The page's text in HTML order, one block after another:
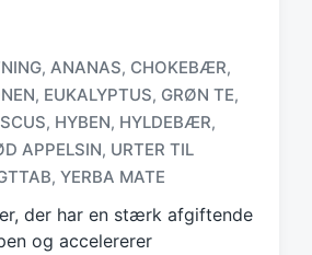
, ANANAS, CHOKEBÆR,
, EUKALYPTUS, GRØN TE,
, HYBEN, HYLDEBÆR,
APPELSIN, URTER TIL
, YERBA MATE
der har en stærk afgiftende
og accelererer